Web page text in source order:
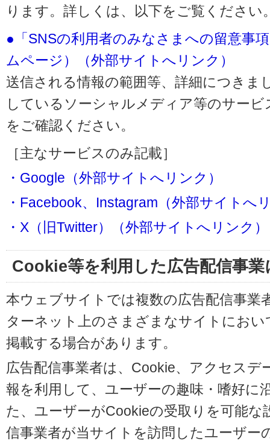
ります。詳しくは、以下をご覧ください
●「SNSの利用者のみなさまへの留意事
ムページ）（外部サイトへリンク）
送信される情報の範囲等、詳細につきま
しているソーシャルメディア等のサー
をご確認ください。
［主なサービスのみ記載］
・Google（外部サイトへリンク）
・Facebook、Instagram（外部サイトへ
・X（旧Twitter）（外部サイトへリンク）
Cookie等を利用した広告配信事
本ウェブサイトでは複数の広告配信事業
ターネット上のさまざまなサイトにお
掲載する場合があります。
広告配信事業者は、Cookie、アクセスデ
報を利用して、ユーザーの趣味・嗜好に
た、ユーザーがCookieの受取りを可能
信事業者が当サイトを訪問したユーザー